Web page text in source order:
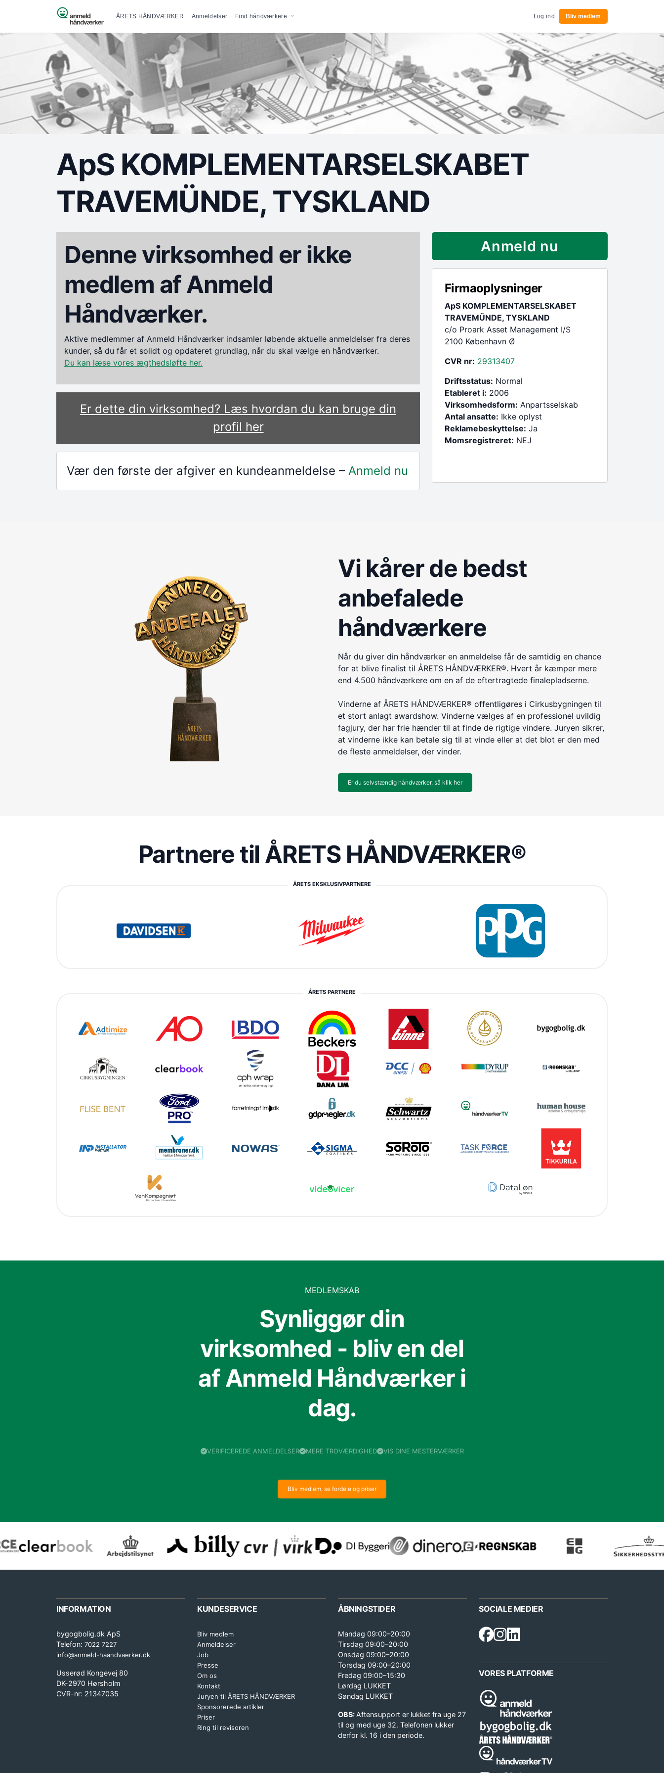
Spring til indhold Primær navigation
ÅRETS HÅNDVÆRKER Anmeldelser Find håndværkere Log ind Bliv medlem
ApS KOMPLEMENTARSELSKABET
TRAVEMÜNDE, TYSKLAND
Denne virksomhed er ikke
medlem af Anmeld
Håndværker.
Aktive medlemmer af Anmeld Håndværker indsamler løbende aktuelle anmeldelser fra deres
kunder, så du får et solidt og opdateret grundlag, når du skal vælge en håndværker.
Du kan læse vores ægthedsløfte her.
Er dette din virksomhed? Læs hvordan du kan bruge din
profil her
Vær den første der afgiver en kundeanmeldelse – Anmeld nu
Anmeld nu
Firmaoplysninger
ApS KOMPLEMENTARSELSKABET
TRAVEMÜNDE, TYSKLAND
c/o Proark Asset Management I/S
2100 København Ø
CVR nr: 29313407
Driftsstatus: Normal
Etableret i: 2006
Virksomhedsform: Anpartsselskab
Antal ansatte: Ikke oplyst
Reklamebeskyttelse: Ja
Momsregistreret: NEJ
Vi kårer de bedst
anbefalede
håndværkere
Når du giver din håndværker en anmeldelse får de samtidig en chance
for at blive finalist til ÅRETS HÅNDVÆRKER®. Hvert år kæmper mere
end 4.500 håndværkere om en af de eftertragtede finalepladserne.
Vinderne af ÅRETS HÅNDVÆRKER® offentligøres i Cirkusbygningen til
et stort anlagt awardshow. Vinderne vælges af en professionel uvildig
fagjury, der har frie hænder til at finde de rigtige vindere. Juryen sikrer,
at vinderne ikke kan betale sig til at vinde eller at det blot er den med
de fleste anmeldelser, der vinder.
Er du selvstændig håndværker, så klik her
Partnere til ÅRETS HÅNDVÆRKER®
ÅRETS EKSKLUSIVPARTNERE
ÅRETS PARTNERE
MEDLEMSKAB
Synliggør din
virksomhed - bliv en del
af Anmeld Håndværker i
dag.
VERIFICEREDE ANMELDELSER MERE TROVÆRDIGHED VIS DINE MESTERVÆRKER
Bliv medlem, se fordele og priser
INFORMATION
bygogbolig.dk ApS
Telefon: 7022 7227
info@anmeld-haandvaerker.dk
Usserød Kongevej 80
DK-2970 Hørsholm
CVR-nr: 21347035
KUNDESERVICE
Bliv medlem
Anmeldelser
Job
Presse
Om os
Kontakt
Juryen til ÅRETS HÅNDVÆRKER
Sponsorerede artikler
Priser
Ring til revisoren
ÅBNINGSTIDER
Mandag 09:00–20:00
Tirsdag 09:00–20:00
Onsdag 09:00–20:00
Torsdag 09:00–20:00
Fredag 09:00–15:30
Lørdag LUKKET
Søndag LUKKET
OBS:Aftensupport er lukket fra uge 27
til og med uge 32. Telefonen lukker
derfor kl. 16 i den periode.
SOCIALE MEDIER
VORES PLATFORME